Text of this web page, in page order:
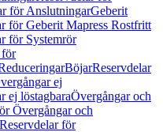
för AnslutningarGeberit
för Geberit Mapress Rostfritt
för Systemrör
för
BöjarReservdelar
ej
ej löstagbaraÖvergångar och
Övergångar och
Reservdelar för